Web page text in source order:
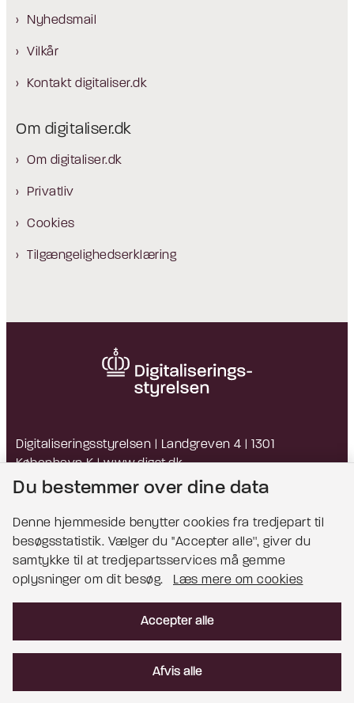
Nyhedsmail
Vilkår
Kontakt digitaliser.dk
Om digitaliser.dk
Om digitaliser.dk
Privatliv
Cookies
Tilgængelighedserklæring
Digitaliseringsstyrelsen | Landgreven 4 | 1301
København K |www.digst.dk
EAN: 5798009814203 | CVR: 34051178
Bemærk!
Læs mere om cookies
Du bestemmer over dine data
Denne hjemmeside benytter cookies fra tredjepart til
besøgsstatistik. Vælger du ''Accepter alle'', giver du
samtykke til at tredjepartsservices må gemme
oplysninger om dit besøg.
Læs mere om cookies
Accepter alle
Afvis alle